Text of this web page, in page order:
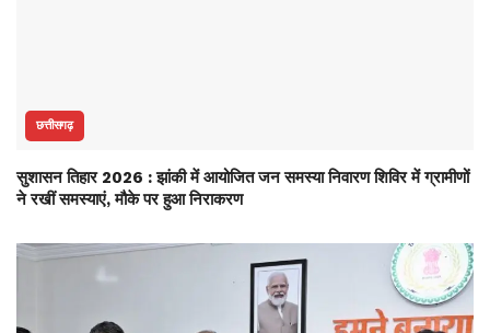
छत्तीसगढ़
सुशासन तिहार 2026 : झांकी में आयोजित जन समस्या निवारण शिविर में ग्रामीणों
ने रखीं समस्याएं, मौके पर हुआ निराकरण